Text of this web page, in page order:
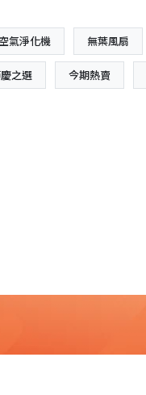
氣淨化機 無葉風扇
之選 今期熱賣